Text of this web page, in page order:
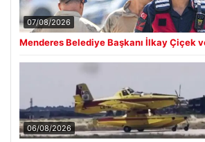
07/08/2026
Menderes Belediye Başkanı İlkay Çiçek
06/08/2026